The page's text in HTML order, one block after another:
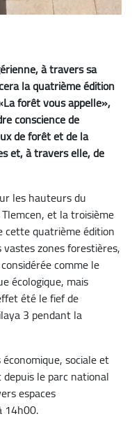
à travers sa
la quatrième édition
forêt vous appelle»,
conscience de
de forêt et de la
et, à travers elle, de
les hauteurs du
et la troisième
cette quatrième édition
zones forestières,
comme le
écologique, mais
été le fief de
3 pendant la
sociale et
le parc national
espaces
14h00.